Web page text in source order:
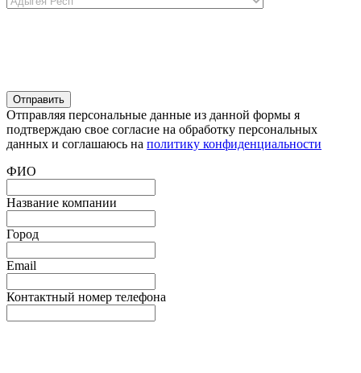
Отправляя персональные данные из данной формы я
подтверждаю свое согласие на обработку персональных
данных и соглашаюсь на политику конфиденциальности
ФИО
Название компании
Город
Email
Контактный номер телефона